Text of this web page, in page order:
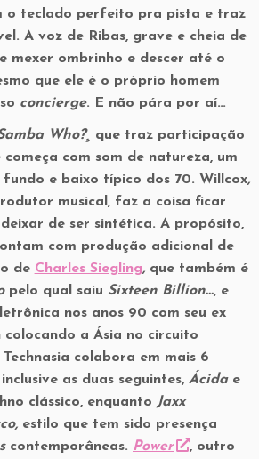
o teclado perfeito pra pista e traz
A voz de Ribas, grave e cheia de
mexer ombrinho e descer até o
que ele é o próprio homem
concierge. E não pára por aí…
Who?¸ que traz participação
com som de natureza, um
fundo e baixo típico dos 70. Willcox,
musical, faz a coisa ficar
de ser sintética. A propósito,
com produção adicional de
de Charles Siegling,que também é
pelo qual saiu Sixteen Billion…, e
nos anos 90 com seu ex
colocando a Ásia no circuito
colabora em mais 6
as duas seguintes, Ácidae
clássico, enquanto Jaxx
estilo que tem sido presença
contemporâneas. Power
, outro